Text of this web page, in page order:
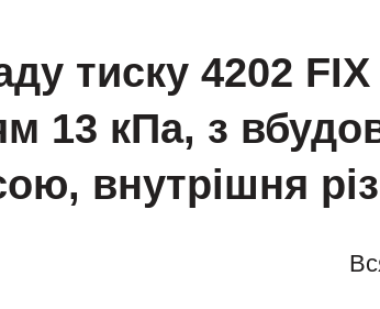
тиску 4202 FIX
13 кПа, з
внутрішня